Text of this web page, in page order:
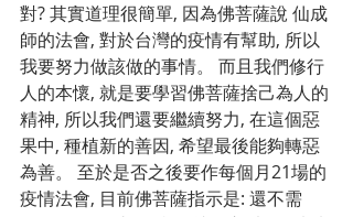
對? 其實道理很簡單, 因為佛菩薩說 仙成
師的法會, 對於台灣的疫情有幫助, 所以
我要努力做該做的事情。 而且我們修行
人的本懷, 就是要學習佛菩薩捨己為人的
精神, 所以我們還要繼續努力, 在這個惡
果中, 種植新的善因, 希望最後能夠轉惡
為善。 至於是否之後要作每個月21場的
疫情法會, 目前佛菩薩指示是: 還不需